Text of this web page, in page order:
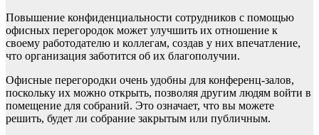
Повышение конфиденциальности сотрудников с помощью
офисных перегородок может улучшить их отношение к
своему работодателю и коллегам, создав у них впечатление,
что организация заботится об их благополучии.
Офисные перегородки очень удобны для конференц-залов,
поскольку их можно открыть, позволяя другим людям войти в
помещение для собраний. Это означает, что вы можете
решить, будет ли собрание закрытым или публичным.